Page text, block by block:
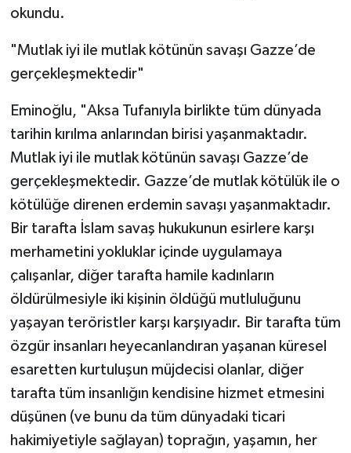
okundu.
"Mutlak iyi ile mutlak kötünün savaşı Gazze’de
gerçekleşmektedir"
Eminoğlu, "Aksa Tufanıyla birlikte tüm dünyada
tarihin kırılma anlarından birisi yaşanmaktadır.
Mutlak iyi ile mutlak kötünün savaşı Gazze’de
gerçekleşmektedir. Gazze’de mutlak kötülük ile o
kötülüğe direnen erdemin savaşı yaşanmaktadır.
Bir tarafta İslam savaş hukukunun esirlere karşı
merhametini yokluklar içinde uygulamaya
çalışanlar, diğer tarafta hamile kadınların
öldürülmesiyle iki kişinin öldüğü mutluluğunu
yaşayan teröristler karşı karşıyadır. Bir tarafta tüm
özgür insanları heyecanlandıran yaşanan küresel
esaretten kurtuluşun müjdecisi olanlar, diğer
tarafta tüm insanlığın kendisine hizmet etmesini
düşünen (ve bunu da tüm dünyadaki ticari
hakimiyetiyle sağlayan) toprağın, yaşamın, her